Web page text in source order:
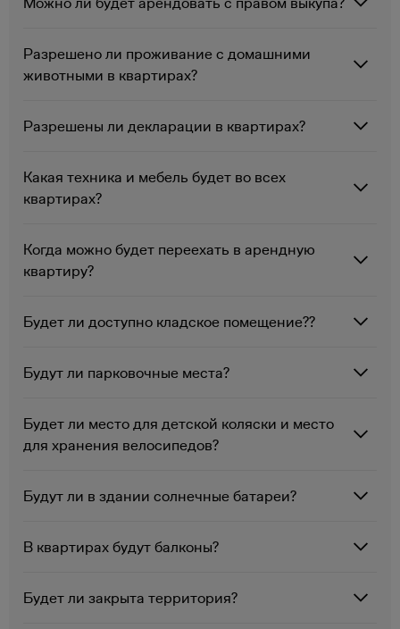
Разрешено ли проживание с домашними
животными в квартирах?
Разрешены ли декларации в квартирах?
Какая техника и мебель будет во всех
квартирах?
Когда можно будет переехать в арендную
квартиру?
Будет ли доступно кладское помещение??
Будут ли парковочные места?
Будет ли место для детской коляски и место
для хранения велосипедов?
Будут ли в здании солнечные батареи?
В квартирах будут балконы?
Будет ли закрыта территория?